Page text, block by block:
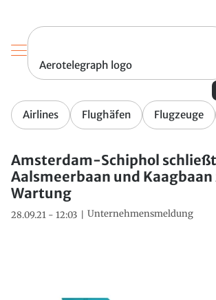
Aerotelegraph logo
Airlines Flughäfen Flugzeuge
Amsterdam-Schiphol schließt
Aalsmeerbaan und Kaagbaan
Wartung
28.09.21 - 12:03 Unternehmensmeldung